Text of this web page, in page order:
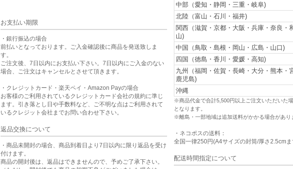
お支払い期限
・銀行振込の場合
前払いとなっております。ご入金確認後に商品を発送致しま
す。
ご注文後、7日以内にお支払い下さい。7日以内にご入金のない
場合、ご注文はキャンセルとさせて頂きます。
・クレジットカード・楽天ペイ・Amazon Payの場合
お客様のご利用されているクレジットカード会社の規約に準じ
ます。引き落とし日や手数料など、ご不明な点はご利用されて
いるクレジット会社までお問い合わせ下さい。
返品交換について
・商品未開封の場合、商品到着日より7日以内に限り返品を受け
付けます。
商品の開封後は、返品はできませんので、予めご了承下さい。
中部（愛知・静岡・三重・岐阜)
北陸（富山・石川・福井)
関西（滋賀・京都・大阪・兵庫・奈良・
山)
中国（鳥取・島根・岡山・広島・山口)
四国（徳島・香川・愛媛・高知)
九州（福岡・佐賀・長崎・大分・熊本・
鹿児島)
沖縄
※商品代金で合計5,500円以上ご注文いただいた
となります。
※離島・一部地域は追加送料がかかる場合があり
・ネコポスの送料：
全国一律250円(A4サイズの封筒/厚さ2.5cm
配送時間指定について